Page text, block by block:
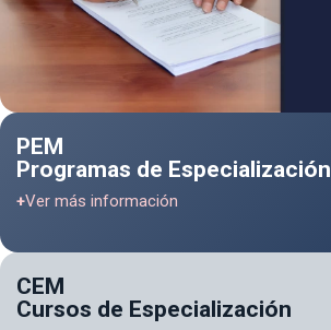
CEM
Cursos de Especialización
PEM
Programas de Especialización
+Ver más información